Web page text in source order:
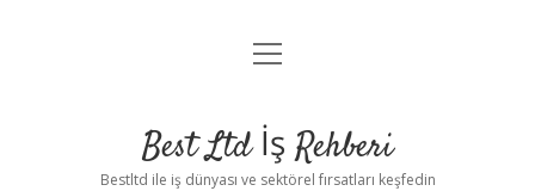
Anasayfa
Yasal Uyarı
menüyü
Best Ltd İş Rehberi
Bestltd ile iş dünyası ve sektörel fırsatları keşfedin